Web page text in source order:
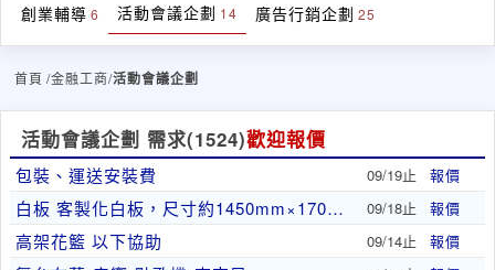
創業輔導 6 活動會議企劃 14 廣告行銷企劃 25
首頁 /金融工商/活動會議企劃
活動會議企劃 需求(1524)歡迎報價
包裝、運送安裝費 09/19止 報價
白板 客製化白板，尺寸約1450mm×1700m.. 09/18止 報價
高架花籃 以下協助 09/14止 報價